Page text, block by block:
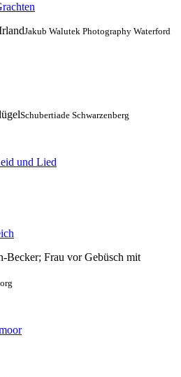
Jakub Walutek Photography Waterford
Schubertiade Schwarzenberg
und Lied